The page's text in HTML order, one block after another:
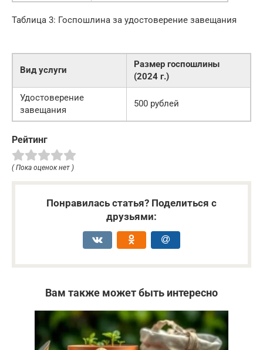
Таблица 3: Госпошлина за удостоверение завещания
Вид услуги
Размер госпошлины
(2024 г.)
Удостоверение
завещания
500 рублей
Рейтинг
( Пока оценок нет )
Понравилась статья? Поделиться с
друзьями:
Вам также может быть интересно